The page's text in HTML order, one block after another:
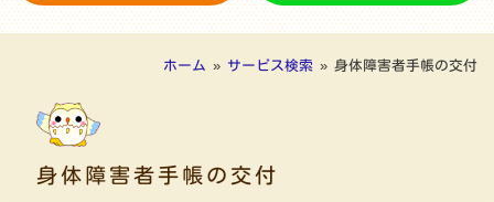
ホーム » サービス検索 » 身体障害者手帳の交付
身体障害者手帳の交付